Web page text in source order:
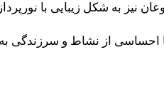
نیز به شکل زیبایی با
از نشاط و سرزندگی به